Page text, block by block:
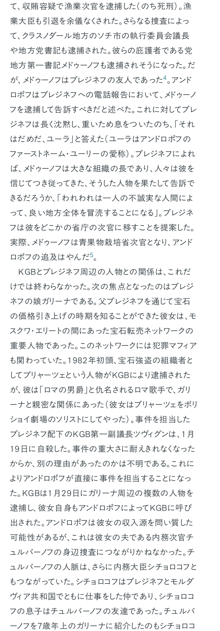
て、収賄容疑で漁業次官を逮捕した（のち死刑）。漁
業大臣も引退を余儀なくされた。さらなる捜査によっ
て、クラスノダール地方のソチ市の執行委員会議長
や地方党書記も逮捕された。彼らの庇護者である党
地方第一書記メドゥーノフも逮捕されそうになった。だ
が、メドゥーノフはブレジネフの友人であった4。アンド
ロポフはブレジネフへの電話報告において、メドゥーノ
フを逮捕して告訴すべきだと述べた。これに対してブレ
ジネフは長く沈黙し、重いため息をついたのち、「それ
はだめだ、ユーラ」と答えた（ユーラはアンドロポフの
ファーストネーム・ユーリーの愛称）。ブレジネフによれ
ば、メドゥーノフは大きな組織の長であり、人々は彼を
信じてつき従ってきた、そうした人物を果たして告訴で
きるだろうか、「われわれは一人の不誠実な人間によ
って、良い地方全体を冒涜することになる」。ブレジネ
フは彼をどこかの省庁の次官に移すことを提案した。
実際、メドゥーノフは青果物栽培省次官となり、アンド
ロポフの追及はやんだ5。
KGBとブレジネフ周辺の人物との関係は、これだ
けでは終わらなかった。次の焦点となったのはブレジ
ネフの娘ガリーナである。父ブレジネフを通じて宝石
の価格引き上げの時期を知ることができた彼女は、モ
スクワ・エリートの間にあった宝石転売ネットワークの
重要人物であった。このネットワークには犯罪マフィア
も関わっていた。1982年初頭、宝石強盗の組織者と
してブリャーツェという人物がKGBにより逮捕された
が、彼は「ロマの男爵」と仇名されるロマ歌手で、ガリ
ーナと親密な関係にあった（彼女はブリャーツェをボリ
ショイ劇場のソリストにしてやった）。事件を担当した
ブレジネフ配下のKGB第一副議長ツヴィグンは、1月
19日に自殺した。事件の重大さに耐えきれなくなった
からか、別の理由があったのかは不明である。これに
よりアンドロポフが直接に事件を担当することになっ
た。KGBは1月29日にガリーナ周辺の複数の人物を
逮捕し、彼女自身もアンドロポフによってKGBに呼び
出された。アンドロポフは彼女の収入源を問い質した
可能性があるが、これは彼女の夫である内務次官チ
ュルバーノフの身辺捜査につながりかねなかった。チ
ュルバーノフの人脈は、さらに内務大臣シチョロコフと
もつながっていた。シチョロコフはブレジネフとモルダ
ヴィア共和国でともに仕事をした仲であり、シチョロコ
フの息子はチュルバーノフの友達であった。チュルバ
ーノフを7歳年上のガリーナに紹介したのもシチョロコ